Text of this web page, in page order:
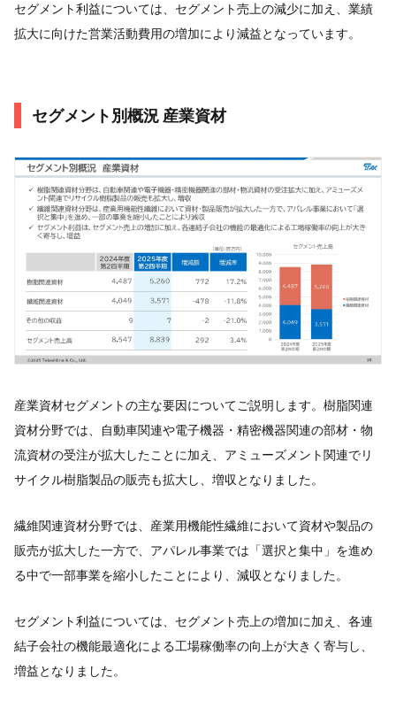
セグメント利益については、セグメント売上の減少に加え、業績
拡大に向けた営業活動費用の増加により減益となっています。
セグメント別概況 産業資材
産業資材セグメントの主な要因についてご説明します。樹脂関連
資材分野では、自動車関連や電子機器・精密機器関連の部材・物
流資材の受注が拡大したことに加え、アミューズメント関連でリ
サイクル樹脂製品の販売も拡大し、増収となりました。
繊維関連資材分野では、産業用機能性繊維において資材や製品の
販売が拡大した一方で、アパレル事業では「選択と集中」を進め
る中で一部事業を縮小したことにより、減収となりました。
セグメント利益については、セグメント売上の増加に加え、各連
結子会社の機能最適化による工場稼働率の向上が大きく寄与し、
増益となりました。